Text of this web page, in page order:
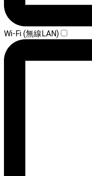
Wi-Fi (無線LAN)